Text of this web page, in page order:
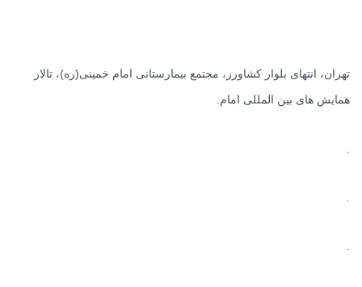
تهران، انتهای بلوار کشاورز، مجتمع بیمارستانی امام خمینی(ره)، تالار
همایش های بین المللی امام.
.
.
.